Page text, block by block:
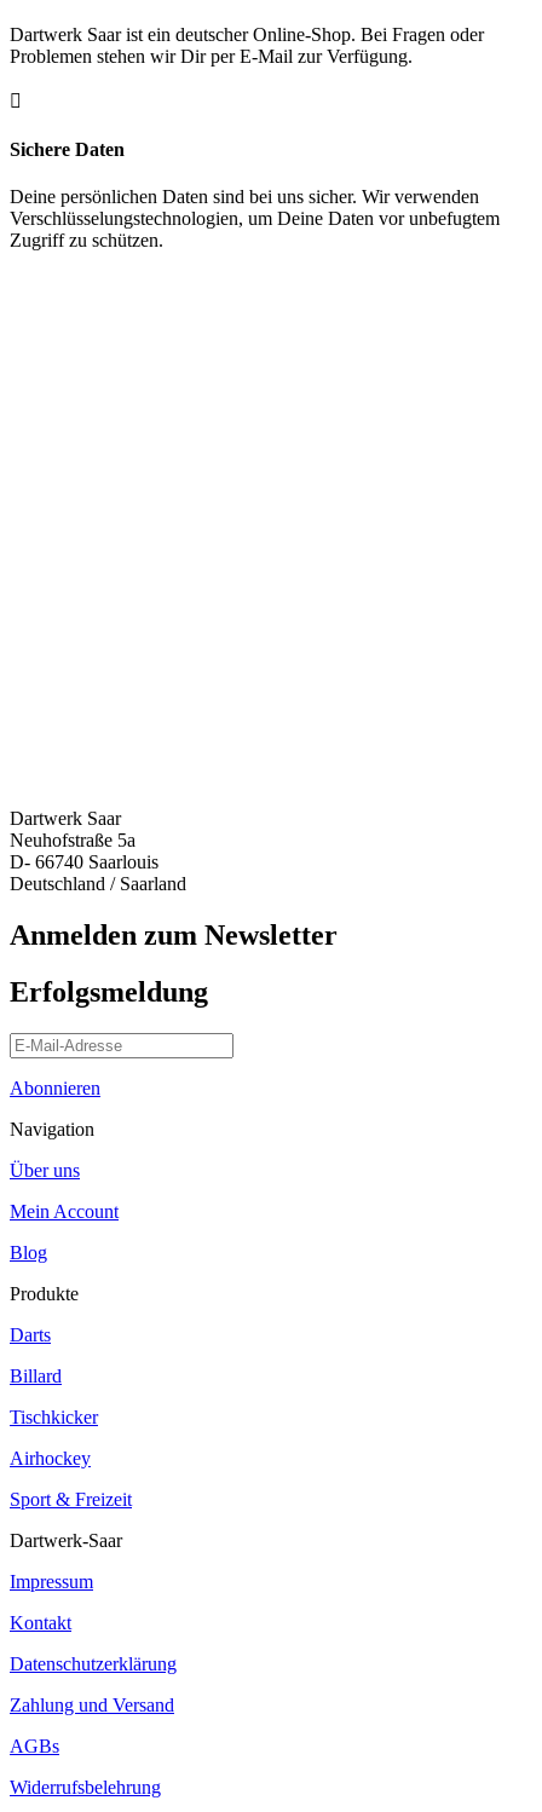
Dartwerk Saar ist ein deutscher Online-Shop. Bei Fragen oder
Problemen stehen wir Dir per E-Mail zur Verfügung.

Sichere Daten
Deine persönlichen Daten sind bei uns sicher. Wir verwenden
Verschlüsselungstechnologien, um Deine Daten vor unbefugtem
Zugriff zu schützen.
Dartwerk Saar
Neuhofstraße 5a
D- 66740 Saarlouis
Deutschland / Saarland
Anmelden zum Newsletter
Erfolgsmeldung
Abonnieren
Navigation
Über uns
Mein Account
Blog
Produkte
Darts
Billard
Tischkicker
Airhockey
Sport & Freizeit
Dartwerk-Saar
Impressum
Kontakt
Datenschutzerklärung
Zahlung und Versand
AGBs
Widerrufsbelehrung